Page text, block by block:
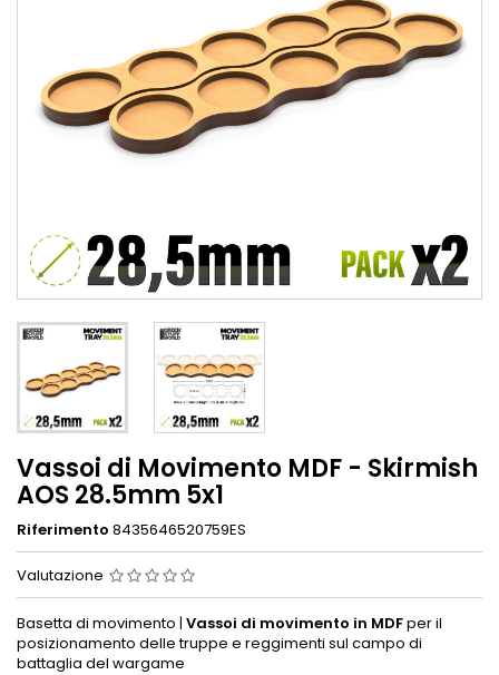
Vassoi di Movimento MDF - Skirmish
AOS 28.5mm 5x1
Riferimento 8435646520759ES
Valutazione
Basetta di movimento | Vassoi di movimento in MDFper il
posizionamento delle truppe e reggimenti sul campo di
battaglia del wargame